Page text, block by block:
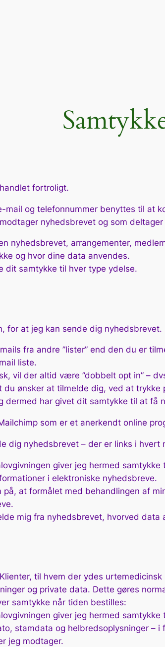
fortroligt.
mail og telefonnummer benyttes til at
nyhedsbrevet og som deltager
nyhedsbrevet, arrangementer,
og hvor dine data anvendes.
dit samtykke til hver type ydelse.
for at jeg kan sende dig nyhedsbrevet.
fra andre ”lister” end den du er
liste.
vil der altid være ”dobbelt opt in” –
ønsker at tilmelde dig, ved at
dermed har givet dit samtykke til at få
som er et anerkendt online
dig nyhedsbrevet – der er links i
giver jeg hermed
i elektroniske nyhedsbreve.
at formålet med behandlingen af
mig fra nyhedsbrevet, hvorved data
til hvem der ydes
og private data. Dette gøres
samtykke når tiden bestilles:
giver jeg hermed
stamdata og helbredsoplysninger –
jeg modtager.